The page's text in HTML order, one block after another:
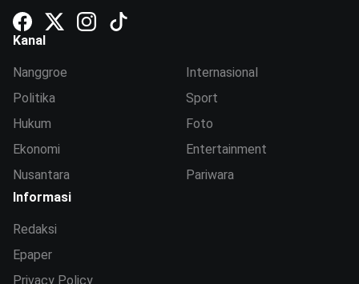
Kanal
Nanggroe
Politika
Hukum
Ekonomi
Nusantara
Internasional
Sport
Foto
Entertainment
Pariwara
Informasi
Redaksi
Epaper
Privacy Policy